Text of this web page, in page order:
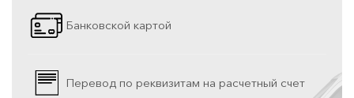
Банковской картой
Перевод по реквизитам на расчетный счет